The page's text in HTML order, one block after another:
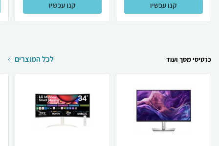
קנו עכשיו קנו עכשיו
כרטיסי מסך ועוד לכל המוצרים